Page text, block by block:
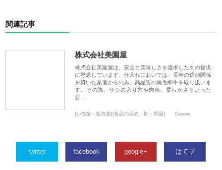
関連記事
株式会社美園屋
株式会社美園屋は、安全と美味しさを追求した肉の提供
に専念しています。仕入れにおいては、長年の信頼関係
を築いた業者からのみ、高品質の黒毛和牛を取り扱いま
す。その際、サシの入り方や肉色、柔らかさといった
要…
[小売業・販売業][食品の販売・卸・問屋] 0views
twitter facebook google+ はてブ